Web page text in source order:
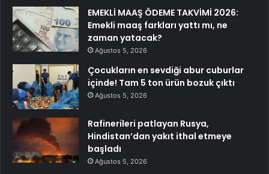
EMEKLİ MAAŞ ÖDEME TAKVİMİ 2026:
Emekli maaş farkları yattı mı, ne
zaman yatacak?
Ağustos 5, 2026
Çocukların en sevdiği abur cuburlar
içinde! Tam 5 ton ürün bozuk çıktı
Ağustos 5, 2026
Rafinerileri patlayan Rusya,
Hindistan’dan yakıt ithal etmeye
başladı
Ağustos 5, 2026